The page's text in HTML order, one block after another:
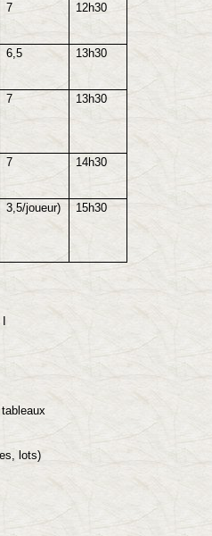
7 12h30
6,5 13h30
7 13h30
7 14h30
3,5/joueur) 15h30
I
lots)